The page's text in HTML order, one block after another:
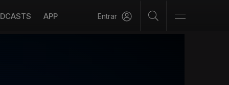
APP Entrar